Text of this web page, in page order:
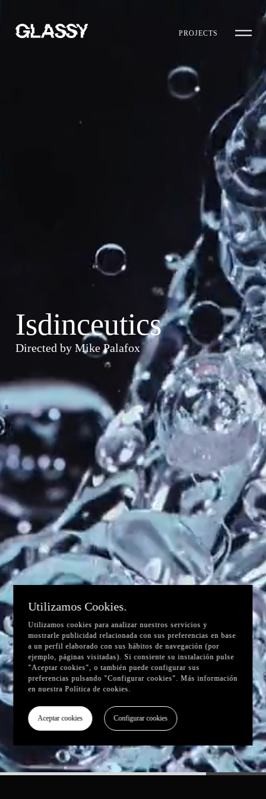
PROJECTS
Isdinceutics
Directed by Mike Palafox
Utilizamos Cookies.
Utilizamos cookies para analizar nuestros servicios y
mostrarle publicidad relacionada con sus preferencias en base
a un perfil elaborado con sus hábitos de navegación (por
ejemplo, páginas visitadas). Si consiente su instalación pulse
"Aceptar cookies", o también puede configurar sus
preferencias pulsando "Configurar cookies". Más información
en nuestraPolítica de cookies.
Aceptar cookies Configurar cookies